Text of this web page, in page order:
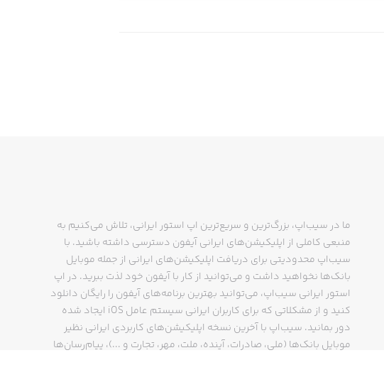
ما در سیب‌اپ، بزرگ‌ترین و سریع‌ترین اپ استور ایرانی، تلاش می‌کنیم به
منبعی کاملی از اپلیکیشن‌های ایرانی آیفون دسترسی داشته باشید. با
سیب‌اپ محدودیتی برای دریافت اپلیکیشن‌های ایرانی از جمله موبایل
بانک‌ها نخواهید داشت و می‌توانید از کار با آیفون خود لذت ببرید. در اپ
استور ایرانی سیب‌اپ، می‌توانید بهترین برنامه‌های آیفون را رایگان دانلود
کنید و از مشکلاتی که برای کاربران ایرانی سیستم عامل iOS ایجاد شده
دور بمانید. سیب‌اپ با آخرین نسخه اپلیکیشن‌های کاربردی ایرانی نظیر
موبایل بانک‌ها (ملی، صادرات، آینده، ملت، مهر، تجارت و ...)، پیام‌رسان‌ها